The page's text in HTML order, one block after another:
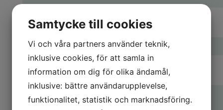
Plastförpackningar 0
Metallförpackningar 0
Färgade
glasförpackningar
0
Ofärgade
glasförpackningar
0 520
Samtycke till cookies
Vi och våra partners använder teknik,
inklusive cookies, för att samla in
information om dig för olika ändamål,
inklusive: bättre användarupplevelse,
funktionalitet, statistik och marknadsföring.